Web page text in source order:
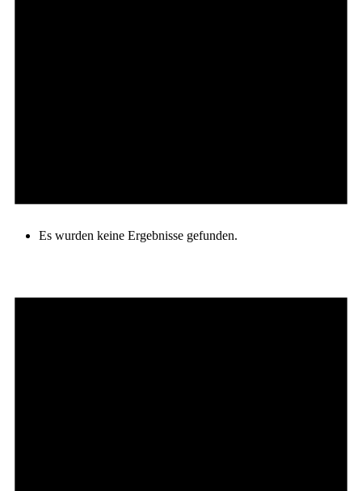
Es wurden keine Ergebnisse gefunden.